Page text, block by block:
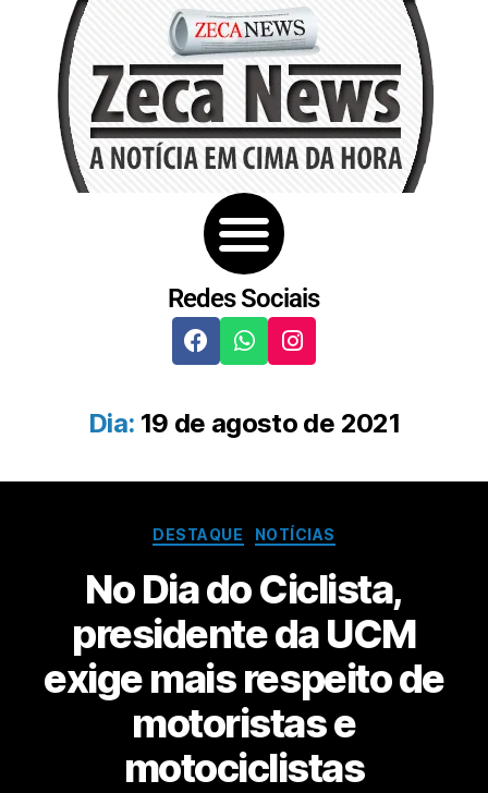
Redes Sociais
Dia: 19 de agosto de 2021
DESTAQUE NOTÍCIAS
No Dia do Ciclista,
presidente da UCM
exige mais respeito de
motoristas e
motociclistas